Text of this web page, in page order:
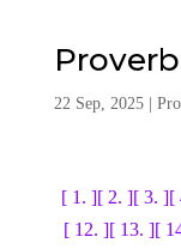
22 Sep, 2025|
[ 1. ][ 2. ][ 3. ][
[ 12. ][ 13. ][